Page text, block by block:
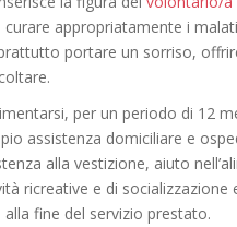
appropriatamente i
portare un sorriso,
per un periodo di 12
assistenza domiciliare e
alla vestizione, aiuto
ricreative e di socializzazione
fine del servizio prestato.